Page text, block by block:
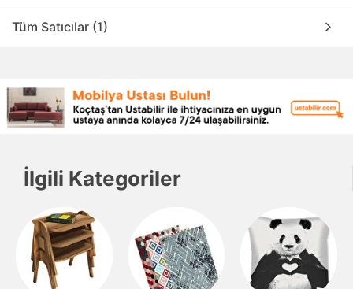
Tüm Satıcılar (1)
İlgili Kategoriler